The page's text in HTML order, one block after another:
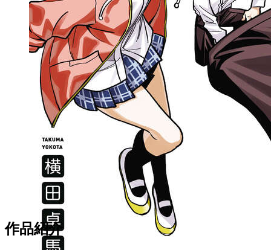
作品紹介